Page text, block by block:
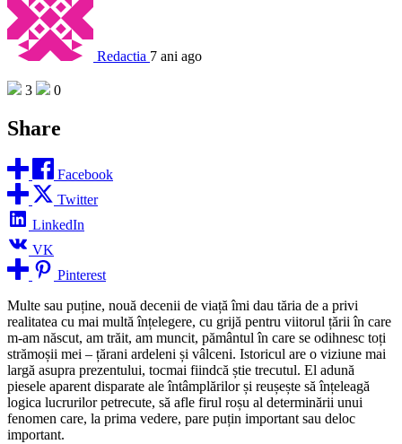
Redactia 7 ani ago
3 0
Share
Facebook
Twitter
LinkedIn
VK
Pinterest
Multe sau puține, nouă decenii de viață îmi dau tăria de a privi
realitatea cu mai multă înțelegere, cu grijă pentru viitorul țării în care
m-am născut, am trăit, am muncit, pământul în care se odihnesc toți
strămoșii mei – țărani ardeleni și vâlceni. Istoricul are o viziune mai
largă asupra prezentului, tocmai fiindcă știe trecutul. El adună
piesele aparent disparate ale întâmplărilor și reușește să înțeleagă
logica lucrurilor petrecute, să afle firul roșu al determinării unui
fenomen care, la prima vedere, pare puțin important sau deloc
important.